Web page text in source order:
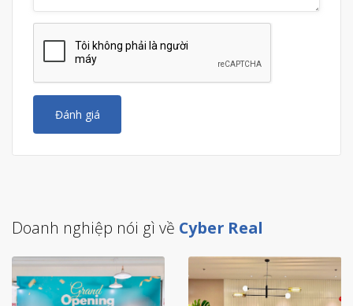
Đánh giá
Doanh nghiệp nói gì về Cyber Real